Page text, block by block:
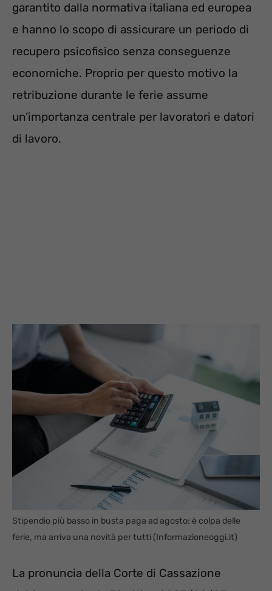
garantito dalla normativa italiana ed europea
e hanno lo scopo di assicurare un periodo di
recupero psicofisico senza conseguenze
economiche. Proprio per questo motivo la
retribuzione durante le ferie assume
un’importanza centrale per lavoratori e datori
di lavoro.
Stipendio più basso in busta paga ad agosto: è colpa delle
ferie, ma arriva una novità per tutti (Informazioneoggi.it)
La pronuncia della Corte di Cassazione